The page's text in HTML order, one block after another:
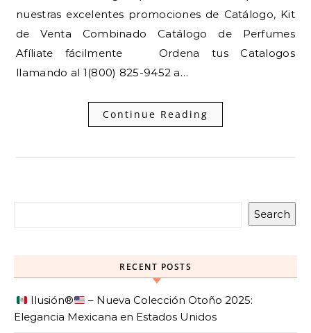
nuestras excelentes promociones de Catálogo, Kit
de Venta Combinado Catálogo de Perfumes
Afíliate fácilmente Ordena tus Catalogos
llamando al 1(800) 825-9452 a…
Continue Reading
Search
RECENT POSTS
Ilusión®️
– Nueva Colección Otoño 2025:
Elegancia Mexicana en Estados Unidos